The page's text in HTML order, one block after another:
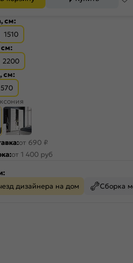
см:
1510
см:
2200
см:
570
от 690 ₽
от 1 400 руб
дизайнера на дом
Сборка